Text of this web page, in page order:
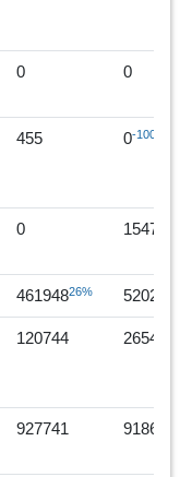
0 0
455 0-100%
0 154734
46194826% 520223
120744 265464
927741 918630